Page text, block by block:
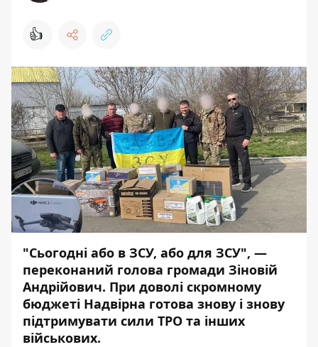
👍
"Сьогодні або в ЗСУ, або для ЗСУ", —
переконаний голова громади Зіновій
Андрійович. При доволі скромному
бюджеті Надвірна готова знову і знову
підтримувати сили ТРО та інших
військових.